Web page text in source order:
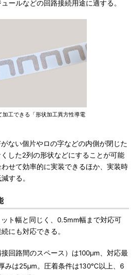
ールなどの回路接続用途に適する。
加工できる「形状加工異方性導電
ない個片やロの字などの内側が閉じた
した2列の形状などにすることが可能
せて効率的に実装できるほか、実装時
する。
ト幅と同じく、0.5mm幅まで対応可
にも対応できる。
回路間のスペース）は100μm、対応最
厚みは25μm。圧着条件は130℃以上、6